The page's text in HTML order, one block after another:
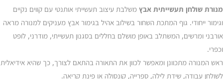
מנורת שולחן תעשייתית אבץ משלבת עיצוב תעשייתי אותנטי עם קווים נקיים
וגימור ייחודי. גוף המתכת השחור בשילוב אהיל בגימור אבץ מעניקים למנורה מראה
אורבני ומרשים, המשתלב באופן מושלם בחללים בסגנון תעשייתי, מודרני, לופט
וכפרי.
ראש המנורה מתכוונן ומאפשר לכוון את התאורה בהתאם לצורך, כך שהיא אידיאלית
לשולחן עבודה, שידת לילה, ספרייה, קונסולה או פינת קריאה.